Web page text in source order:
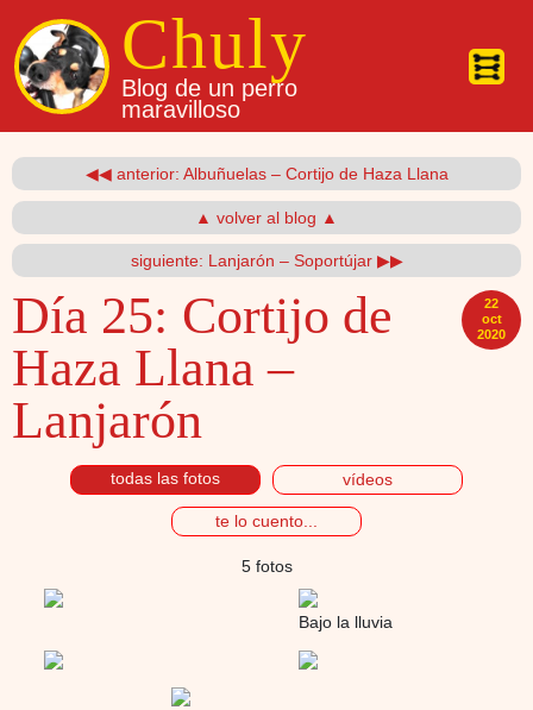
Chuly
Blog de un perro
maravilloso
◀◀ anterior: Albuñuelas – Cortijo de Haza Llana
▲ volver al blog ▲
siguiente: Lanjarón – Soportújar ▶▶
22
oct
2020
Día 25: Cortijo de
Haza Llana –
Lanjarón
todas las fotos vídeos
te lo cuento...
5 fotos
Bajo la lluvia